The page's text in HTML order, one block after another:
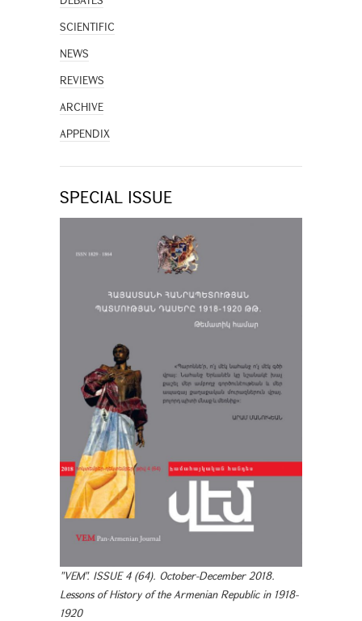
SCIENTIFIC
NEWS
REVIEWS
ARCHIVE
APPENDIX
SPECIAL ISSUE
"VEM". ISSUE 4 (64). October-December 2018.
Lessons of History of the Armenian Republic in 1918-
1920